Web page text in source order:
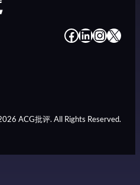
# # # #
ACG批评. All Rights Reserved.